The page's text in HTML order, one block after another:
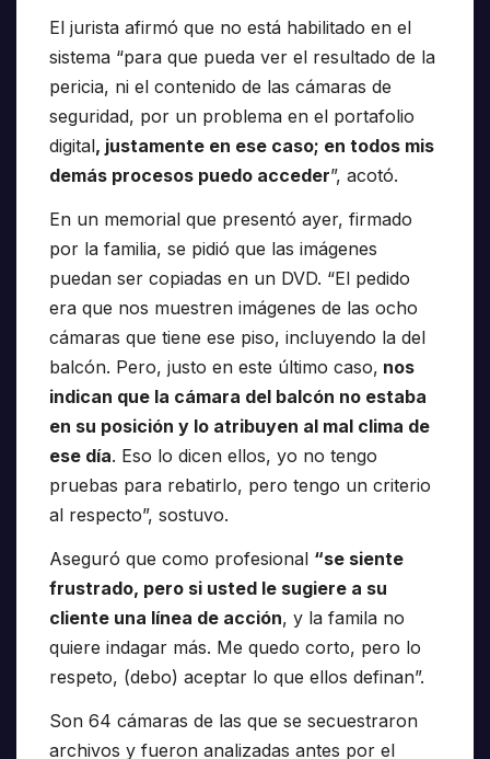
El jurista afirmó que no está habilitado en el
sistema “para que pueda ver el resultado de la
pericia, ni el contenido de las cámaras de
seguridad, por un problema en el portafolio
digital, justamente en ese caso; en todos mis
demás procesos puedo acceder”, acotó.
En un memorial que presentó ayer, firmado
por la familia, se pidió que las imágenes
puedan ser copiadas en un DVD. “El pedido
era que nos muestren imágenes de las ocho
cámaras que tiene ese piso, incluyendo la del
balcón. Pero, justo en este último caso, nos
indican que la cámara del balcón no estaba
en su posición y lo atribuyen al mal clima de
ese día. Eso lo dicen ellos, yo no tengo
pruebas para rebatirlo, pero tengo un criterio
al respecto”, sostuvo.
Aseguró que como profesional “se siente
frustrado, pero si usted le sugiere a su
cliente una línea de acción, y la famila no
quiere indagar más. Me quedo corto, pero lo
respeto, (debo) aceptar lo que ellos definan”.
Son 64 cámaras de las que se secuestraron
archivos y fueron analizadas antes por el